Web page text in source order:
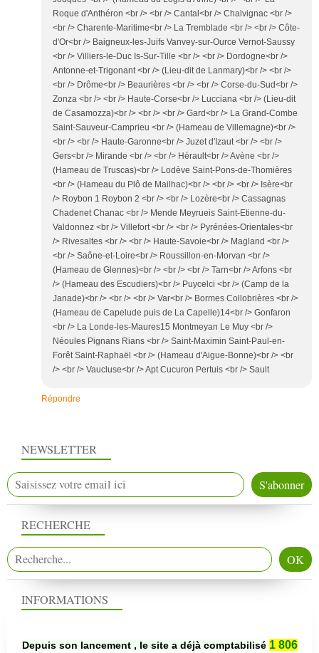
Roque d'Anthéron <br /> <br /> Cantal<br /> Chalvignac <br />
<br /> Charente-Maritime<br /> La Tremblade <br /> <br /> Côte-
d'Or<br /> Baigneux-les-Juifs Vanvey-sur-Ource Vernot-Saussy
<br /> Villiers-le-Duc Is-Sur-Tille <br /> <br /> Dordogne<br />
Antonne-et-Trigonant <br /> (Lieu-dit de Lanmary)<br /> <br />
<br /> Drôme<br /> Beaurières <br /> <br /> Corse-du-Sud<br />
Zonza <br /> <br /> Haute-Corse<br /> Lucciana <br /> (Lieu-dit
de Casamozza)<br /> <br /> <br /> Gard<br /> La Grand-Combe
Saint-Sauveur-Camprieu <br /> (Hameau de Villemagne)<br />
<br /> <br /> Haute-Garonne<br /> Juzet d'Izaut <br /> <br />
Gers<br /> Mirande <br /> <br /> Hérault<br /> Avène <br />
(Hameau de Truscas)<br /> Lodève Saint-Pons-de-Thomières
<br /> (Hameau du Plô de Mailhac)<br /> <br /> <br /> Isère<br
/> Roybon 1 Roybon 2 <br /> <br /> Lozère<br /> Cassagnas
Chadenet Chanac <br /> Mende Meyrueis Saint-Etienne-du-
Valdonnez <br /> Villefort <br /> <br /> Pyrénées-Orientales<br
/> Rivesaltes <br /> <br /> Haute-Savoie<br /> Magland <br />
<br /> Saône-et-Loire<br /> Roussillon-en-Morvan <br />
(Hameau de Glennes)<br /> <br /> <br /> Tarn<br /> Arfons <br
/> (Hameau des Escudiers)<br /> Puycelci <br /> (Camp de la
Janade)<br /> <br /> <br /> Var<br /> Bormes Collobrières <br />
(Hameau de Capelude puis de La Capelle)14<br /> Gonfaron
<br /> La Londe-les-Maures15 Montmeyan Le Muy <br />
Néoules Pignans Rians <br /> Saint-Maximin Saint-Paul-en-
Forêt Saint-Raphaël <br /> (Hameau d'Aigue-Bonne)<br /> <br
/> <br /> Vaucluse<br /> Apt Cucuron Pertuis <br /> Sault
Répondre
NEWSLETTER
RECHERCHE
INFORMATIONS
Depuis son lancement , le site a déjà comptabilisé 1 806